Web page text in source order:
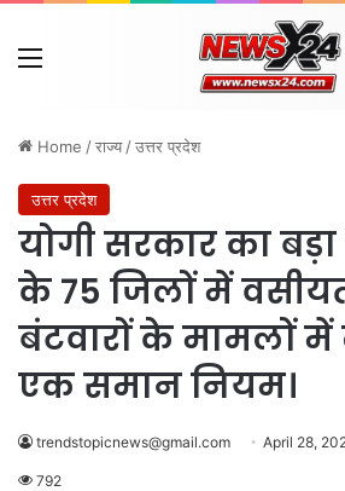
Menu
Home /राज्य /उत्तर प्रदेश
उत्तर प्रदेश
योगी सरकार का
के 75 जिलों में
बंटवारों के मामलों में
एक समान नियम।
trendstopicnews@gmail.com April 28,
792